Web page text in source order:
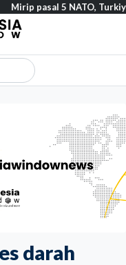
darah
5 NATO, Turkiye